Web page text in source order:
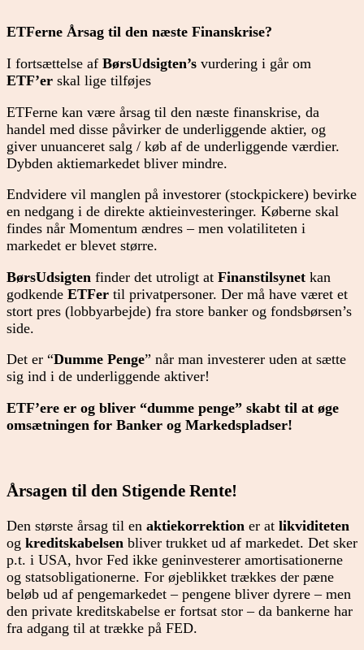
ETFerne Årsag til den næste Finanskrise?
I fortsættelse af BørsUdsigten’s vurdering i går om
ETF’er skal lige tilføjes
ETFerne kan være årsag til den næste finanskrise, da
handel med disse påvirker de underliggende aktier, og
giver unuanceret salg / køb af de underliggende værdier.
Dybden aktiemarkedet bliver mindre.
Endvidere vil manglen på investorer (stockpickere) bevirke
en nedgang i de direkte aktieinvesteringer. Køberne skal
findes når Momentum ændres – men volatiliteten i
markedet er blevet større.
BørsUdsigten finder det utroligt at Finanstilsynet kan
godkende ETFer til privatpersoner. Der må have været et
stort pres (lobbyarbejde) fra store banker og fondsbørsen’s
side.
Det er “Dumme Penge” når man investerer uden at sætte
sig ind i de underliggende aktiver!
ETF’ere er og bliver “dumme penge” skabt til at øge
omsætningen for Banker og Markedspladser!
Årsagen til den Stigende Rente!
Den største årsag til en aktiekorrektion er at likviditeten
og kreditskabelsen bliver trukket ud af markedet. Det sker
p.t. i USA, hvor Fed ikke geninvesterer amortisationerne
og statsobligationerne. For øjeblikket trækkes der pæne
beløb ud af pengemarkedet – pengene bliver dyrere – men
den private kreditskabelse er fortsat stor – da bankerne har
fra adgang til at trække på FED.